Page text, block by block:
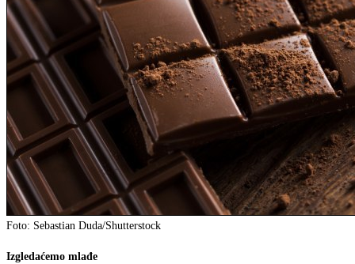
Foto: Sebastian Duda/Shutterstock
Izgledaćemo mlađe